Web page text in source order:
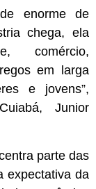
enorme de
chega, ela
comércio,
em larga
e jovens”,
Junior
parte das
expectativa da